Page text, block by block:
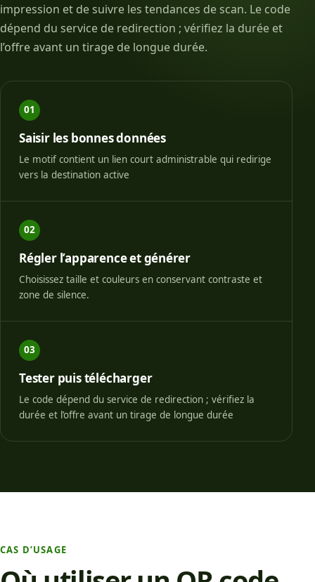
impression et de suivre les tendances de scan. Le code
dépend du service de redirection ; vérifiez la durée et
l’offre avant un tirage de longue durée.
01
Saisir les bonnes données
Le motif contient un lien court administrable qui redirige
vers la destination active
02
Régler l’apparence et générer
Choisissez taille et couleurs en conservant contraste et
zone de silence.
03
Tester puis télécharger
Le code dépend du service de redirection ; vérifiez la
durée et l’offre avant un tirage de longue durée
CAS D’USAGE